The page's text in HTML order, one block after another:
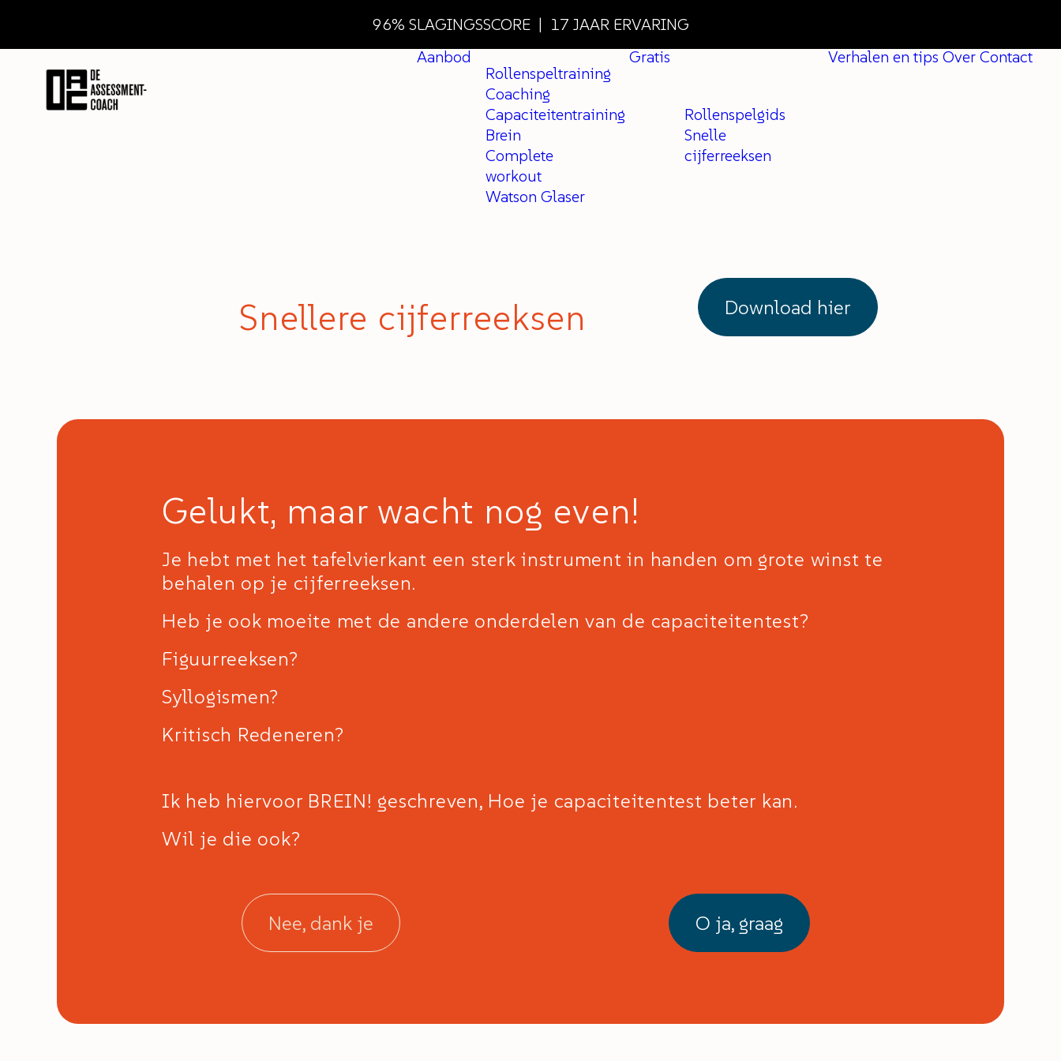
96% SLAGINGSSCORE | 17 JAAR ERVARING
Aanbod
Rollenspeltraining
Coaching
Capaciteitentraining
Brein
Complete
workout
Watson Glaser
Gratis
Rollenspelgids
Snelle
cijferreeksen
Verhalen en tips OverContact
Snellere cijferreeksen Download hier
Gelukt, maar wacht nog even!
Je hebt met het tafelvierkant een sterk instrument in handen om grote winst te
behalen op je cijferreeksen.
Heb je ook moeite met de andere onderdelen van de capaciteitentest?
Figuurreeksen?
Syllogismen?
Kritisch Redeneren?
Ik heb hiervoor BREIN! geschreven, Hoe je capaciteitentest beter kan.
Wil je die ook?
Nee, dank je O ja, graag